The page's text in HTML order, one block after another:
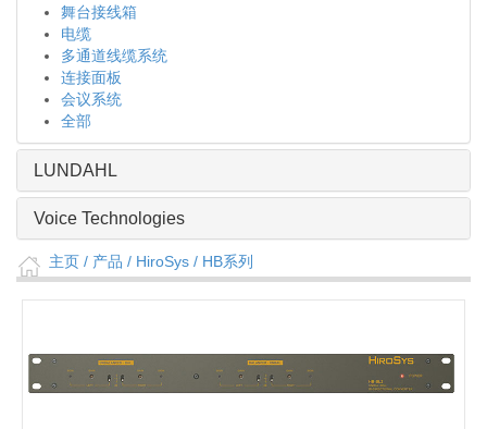
舞台接线箱
电缆
多通道线缆系统
连接面板
会议系统
全部
LUNDAHL
Voice Technologies
主页 / 产品 / HiroSys / HB系列